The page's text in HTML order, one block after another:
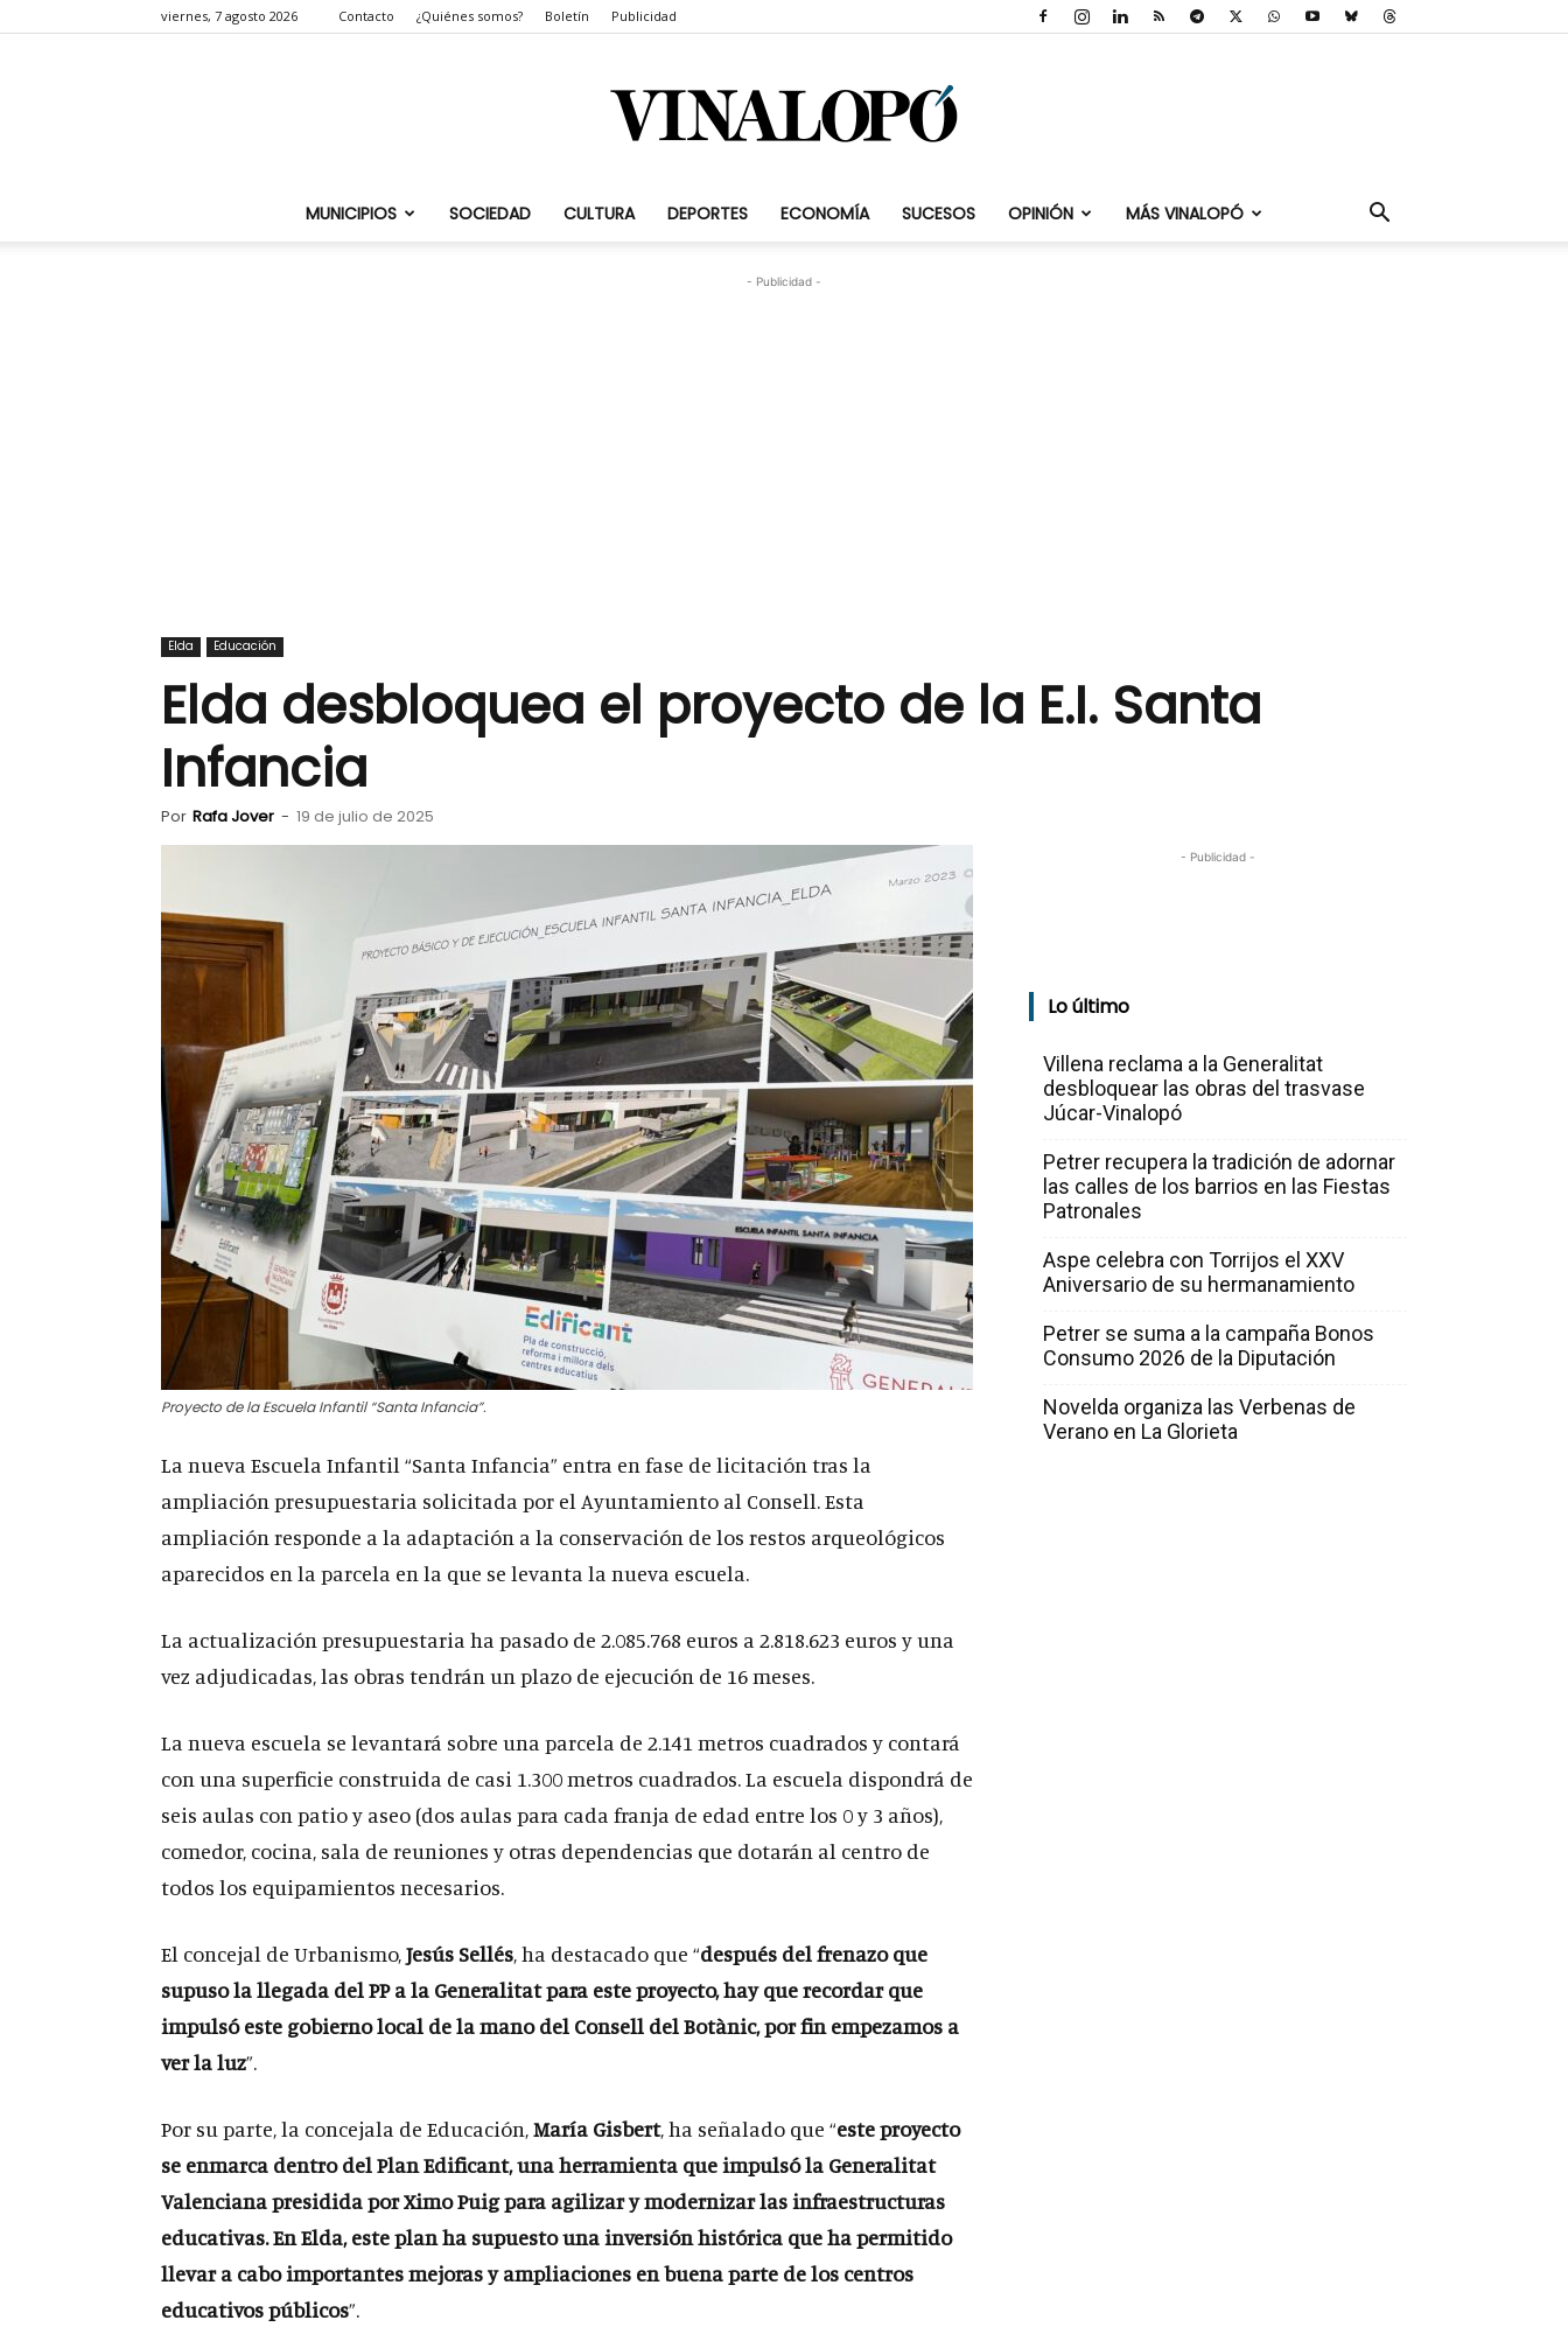
viernes, 7 agosto 2026 Contacto ¿Quiénes somos? Boletín Publicidad
Vinalopó.com
MUNICIPIOS SOCIEDAD CULTURA DEPORTES ECONOMÍA SUCESOS OPINIÓN MÁS VINALOPÓ
- Publicidad -
Elda Educación
Elda desbloquea el proyecto de la E.I. Santa
Infancia
Por Rafa Jover - 19 de julio de 2025
Proyecto de la Escuela Infantil “Santa Infancia”.
La nueva Escuela Infantil “Santa Infancia” entra en fase de licitación tras la
ampliación presupuestaria solicitada por el Ayuntamiento al Consell. Esta
ampliación responde a la adaptación a la conservación de los restos arqueológicos
aparecidos en la parcela en la que se levanta la nueva escuela.
La actualización presupuestaria ha pasado de 2.085.768 euros a 2.818.623 euros y una
vez adjudicadas, las obras tendrán un plazo de ejecución de 16 meses.
La nueva escuela se levantará sobre una parcela de 2.141 metros cuadrados y contará
con una superficie construida de casi 1.300 metros cuadrados. La escuela dispondrá de
seis aulas con patio y aseo (dos aulas para cada franja de edad entre los 0 y 3 años),
comedor, cocina, sala de reuniones y otras dependencias que dotarán al centro de
todos los equipamientos necesarios.
El concejal de Urbanismo,Jesús Sellés, ha destacado que “después del frenazo que
supuso la llegada del PP a la Generalitat para este proyecto, hay que recordar que
impulsó este gobierno local de la mano del Consell del Botànic, por fin empezamos a
ver la luz”.
Por su parte, la concejala de Educación,María Gisbert, ha señalado que “este proyecto
se enmarca dentro del Plan Edificant, una herramienta que impulsó la Generalitat
Valenciana presidida por Ximo Puig para agilizar y modernizar las infraestructuras
educativas. En Elda, este plan ha supuesto una inversión histórica que ha permitido
llevar a cabo importantes mejoras y ampliaciones en buena parte de los centros
educativos públicos”.
- Publicidad -
Lo último
Villena reclama a la Generalitat
desbloquear las obras del trasvase
Júcar-Vinalopó
Petrer recupera la tradición de adornar
las calles de los barrios en las Fiestas
Patronales
Aspe celebra con Torrijos el XXV
Aniversario de su hermanamiento
Petrer se suma a la campaña Bonos
Consumo 2026 de la Diputación
Novelda organiza las Verbenas de
Verano en La Glorieta